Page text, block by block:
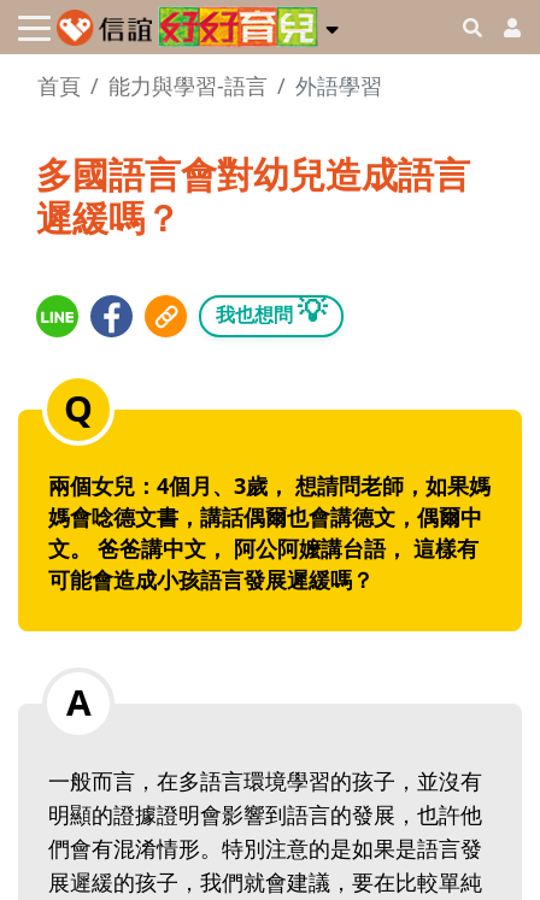
首頁 能力與學習-語言 外語學習
多國語言會對幼兒造成語言
遲緩嗎？
我也想問 💡
兩個女兒：4個月、3歲， 想請問老師，如果媽
媽會唸德文書，講話偶爾也會講德文，偶爾中
文。 爸爸講中文， 阿公阿嬤講台語， 這樣有
可能會造成小孩語言發展遲緩嗎？
一般而言，在多語言環境學習的孩子，並沒有
明顯的證據證明會影響到語言的發展，也許他
們會有混淆情形。特別注意的是如果是語言發
展遲緩的孩子，我們就會建議，要在比較單純